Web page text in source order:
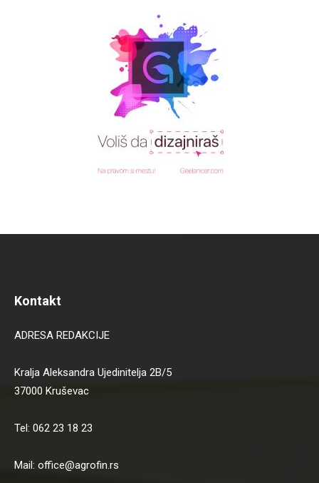
Kontakt
ADRESA REDAKCIJE
Kralja Aleksandra Ujedinitelja 2B/5
37000 Kruševac
Tel: 062 23 18 23
Mail: office@agrofin.rs